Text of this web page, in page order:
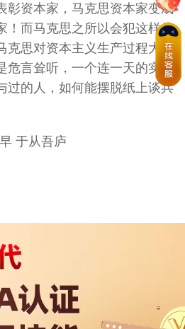
彰资本家，马克思资本家变成
！而马克思之所以会犯这样的
克思对资本主义生产过程大约
危言耸听，一个连一天的实际
过的人，如何能摆脱纸上谈兵
于从吾庐